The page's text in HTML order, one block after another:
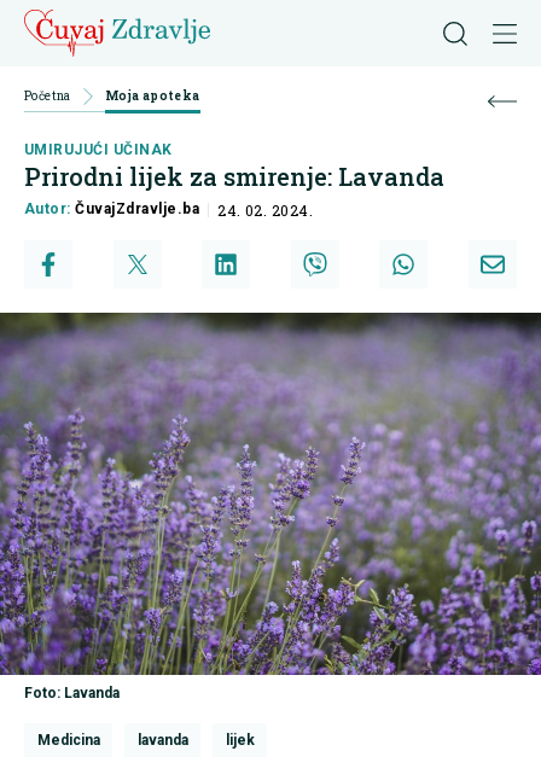
Početna Moja apoteka
UMIRUJUĆI UČINAK
Prirodni lijek za smirenje: Lavanda
Autor:ČuvajZdravlje.ba 24. 02. 2024.
Foto: Lavanda
Medicina lavanda lijek